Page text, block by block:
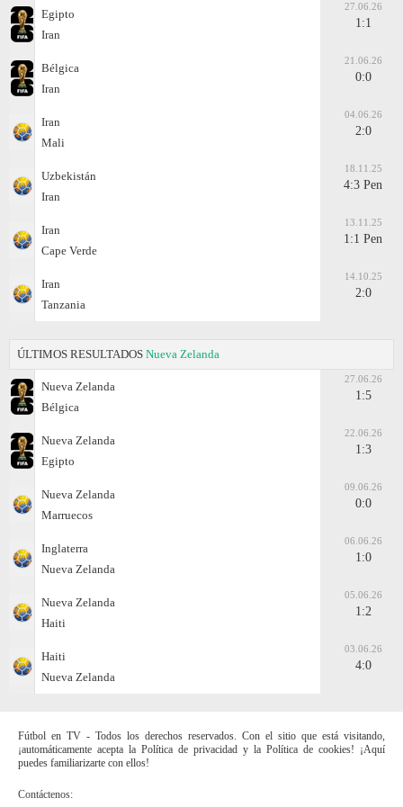
Egipto
Iran
27.06.26
1:1
Bélgica
Iran
21.06.26
0:0
Iran
Mali
04.06.26
2:0
Uzbekistán
Iran
18.11.25
4:3 Pen
Iran
Cape Verde
13.11.25
1:1 Pen
Iran
Tanzania
14.10.25
2:0
ÚLTIMOS RESULTADOS Nueva Zelanda
Nueva Zelanda
Bélgica
27.06.26
1:5
Nueva Zelanda
Egipto
22.06.26
1:3
Nueva Zelanda
Marruecos
09.06.26
0:0
Inglaterra
Nueva Zelanda
06.06.26
1:0
Nueva Zelanda
Haiti
05.06.26
1:2
Haiti
Nueva Zelanda
03.06.26
4:0
Fútbol en TV - Todos los derechos reservados. Con el sitio que está visitando,
¡automáticamente acepta la Política de privacidad y la Política de cookies! ¡Aquí
puedes familiarizarte con ellos!
Contáctenos: